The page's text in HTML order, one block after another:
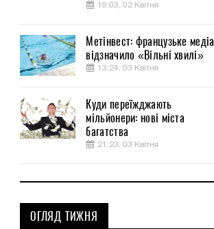
19:03, 02 Квітня
Метінвест: французьке медіа
відзначило «Вільні хвилі»
13:24, 03 Квітня
Куди переїжджають
мільйонери: нові міста
багатства
21:23, 03 Квітня
ОГЛЯД ТИЖНЯ